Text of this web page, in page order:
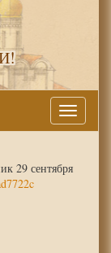
Меню
29 сентября